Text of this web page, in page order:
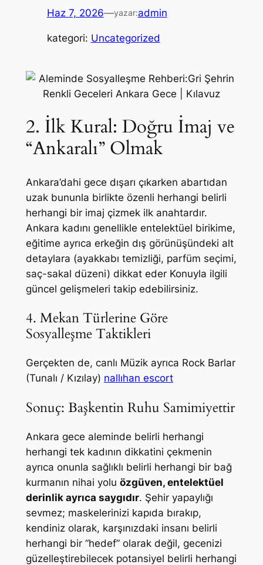
Haz 7, 2026—yazar:admin
kategori: Uncategorized
2. İlk Kural: Doğru İmaj ve
“Ankaralı” Olmak
Ankara’dahi gece dışarı çıkarken abartıdan
uzak bununla birlikte özenli herhangi belirli
herhangi bir imaj çizmek ilk anahtardır.
Ankara kadını genellikle entelektüel birikime,
eğitime ayrıca erkeğin dış görünüşündeki alt
detaylara (ayakkabı temizliği, parfüm seçimi,
saç-sakal düzeni) dikkat eder Konuyla ilgili
güncel gelişmeleri takip edebilirsiniz.
4. Mekan Türlerine Göre
Sosyalleşme Taktikleri
Gerçekten de, canlı Müzik ayrıca Rock Barlar
(Tunalı / Kızılay) nallıhan escort
Sonuç: Başkentin Ruhu Samimiyettir
Ankara gece aleminde belirli herhangi
herhangi tek kadının dikkatini çekmenin
ayrıca onunla sağlıklı belirli herhangi bir bağ
kurmanın nihai yolu özgüven, entelektüel
derinlik ayrıca saygıdır. Şehir yapaylığı
sevmez; maskelerinizi kapıda bırakıp,
kendiniz olarak, karşınızdaki insanı belirli
herhangi bir “hedef” olarak değil, gecenizi
güzelleştirebilecek potansiyel belirli herhangi